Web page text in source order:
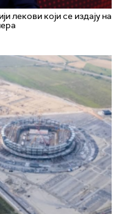
лекови који се издају на